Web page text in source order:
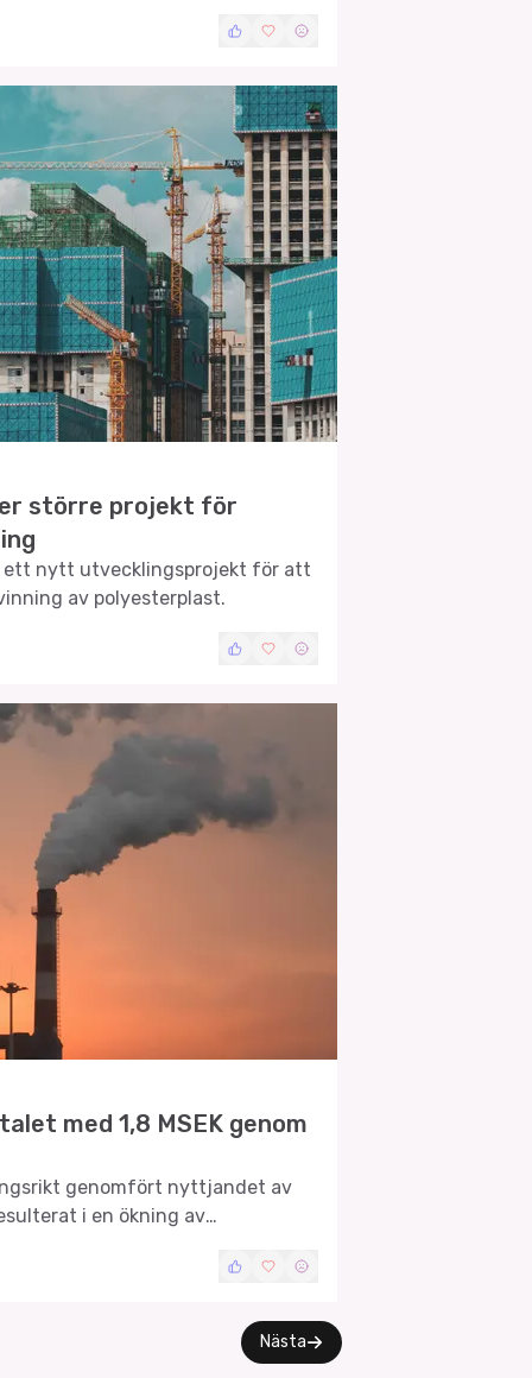
större projekt för
ett nytt utvecklingsprojekt för att
av polyesterplast.
med 1,8 MSEK genom
genomfört nyttjandet av
i en ökning av
Nästa